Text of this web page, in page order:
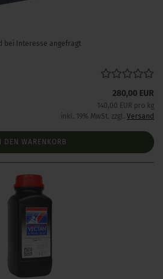
bei Interesse angefragt
280,00 EUR
140,00 EUR pro kg
inkl. 19% MwSt. zzgl. Versand
DEN WARENKORB